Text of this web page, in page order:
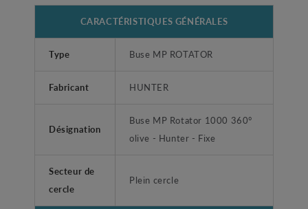
CARACTÉRISTIQUES GÉNÉRALES
Type Buse MP ROTATOR
Fabricant HUNTER
Désignation
Buse MP Rotator 1000 360°
olive - Hunter - Fixe
Secteur de
cercle
Plein cercle